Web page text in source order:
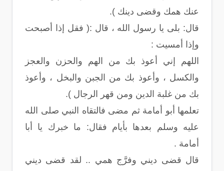
عنك همك وقضى دينك ).
قال: بلى يا رسول الله ، قال :( فقل إذا أصبحت
وإذا أمسيت :
اللهم إني أعوذ بك من الهم والحزن والعجز
والكسل ، وأعوذ بك من الجبن والبخل ، وأعوذ
بك من غلبة الدين ومن قهر الرجال ).
تعلمها أبو أمامة ثم مضى فالتقاه النبي صلى الله
عليه وسلم بعدها بأيام فقال: ما خبرك يا أبا
أمامة .
قال قضى ديني وفرَّج همي .. لقد قضى ديني